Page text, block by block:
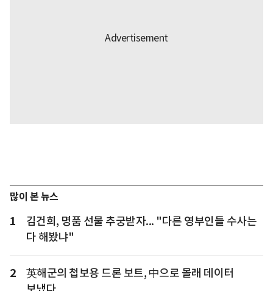
많이 본 뉴스
1
김건희, 명품 선물 추궁받자... "다른 영부인들 수사는
다 해봤냐"
2
英해군의 첩보용 드론 보트, 中으로 몰래 데이터